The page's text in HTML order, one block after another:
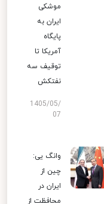
موشکی
ایران به
پایگاه
آمریکا تا
توقیف سه
نفتکش
1405/05/
07
وانگ یی:
چین از
ایران در
محافظت از